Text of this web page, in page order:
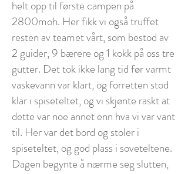
helt opp til første campen på
2800moh. Her fikk vi også truffet
resten av teamet vårt, som bestod av
2 guider, 9 bærere og 1 kokk på oss tre
gutter. Det tok ikke lang tid før varmt
vaskevann var klart, og forretten stod
klar i spiseteltet, og vi skjønte raskt at
dette var noe annet enn hva vi var vant
til. Her var det bord og stoler i
spiseteltet, og god plass i soveteltene.
Dagen begynte å nærme seg slutten,